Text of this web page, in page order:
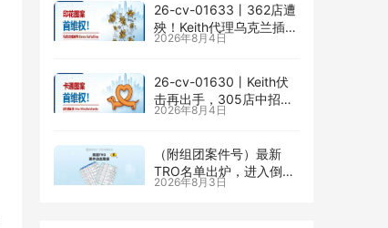
26-cv-01633㇑362店遭
殃！Keith代理乌克兰插画
师Elvira Safiullina四款版
2026年8月4日
26-cv-01630㇑Keith伏
击再出手，305店中招
Irina Miroshnichenko版
2026年8月4日
（附组团案件号）最新
TRO名单出炉，进入倒计
时｜7月最后一周美国
2026年8月3日